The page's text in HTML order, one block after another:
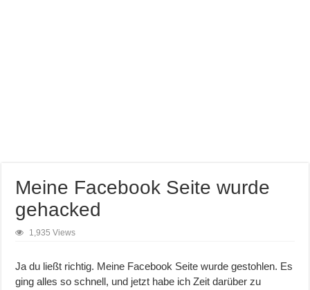
Meine Facebook Seite wurde
gehacked
1,935 Views
Ja du ließt richtig. Meine Facebook Seite wurde gestohlen. Es
ging alles so schnell, und jetzt habe ich Zeit darüber zu